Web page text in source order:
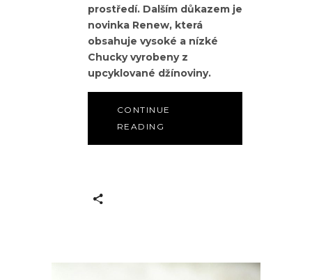
prostředí. Dalším důkazem je
novinka Renew, která
obsahuje vysoké a nízké
Chucky vyrobeny z
upcyklované džínoviny.
CONTINUE
READING